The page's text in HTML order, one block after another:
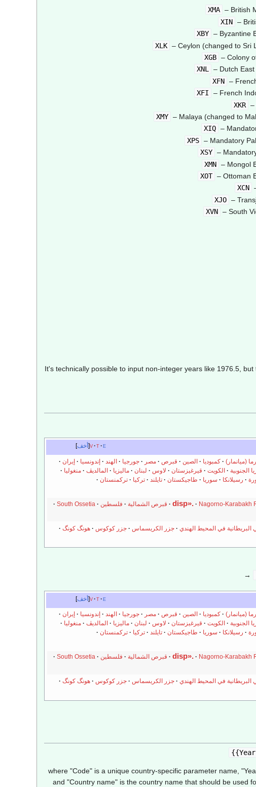
XMA – British
XIN –
XBY – Byzantine
XLK – Ceylon (changed to Sri
XGB – Colony
XNL – Dutch
XFN –
XFI
– French
XKR –
XMY – Malaya (changed to
XIQ –
XPS – Mandatory
XSY –
XMN – Mongol
XOT – Ottoman
XCN
XJO –
XVN – South
It's technically possible to input non-integer years like 1976.5,
أخف v t e
(ميانمار) كمبوديا الصين قبرص مصر جورجيا الهند إندونسيا
إيران
الجنوبية الكويت قيرغيزستان لاوس لبنان ماليزيا المالديڤ
منغوليا
رسيلانكا سوريا طاجيكستان تايلند تركيا
تركمنستان
Nagorno-Karabakh قبرص الشمالية فلسطين
South Ossetia
البريطانية في المحيط الهندي جزر الكريسماس جزر كوكوس
هونگ كونگ
→
أخف v t e
(ميانمار) كمبوديا الصين قبرص مصر جورجيا الهند إندونسيا
إيران
الجنوبية الكويت قيرغيزستان لاوس لبنان ماليزيا المالديڤ
منغوليا
رسيلانكا سوريا طاجيكستان تايلند تركيا
تركمنستان
Nagorno-Karabakh قبرص الشمالية فلسطين
South Ossetia
البريطانية في المحيط الهندي جزر الكريسماس جزر كوكوس
هونگ كونگ
}}
where "Code" is a unique country-specific parameter name,
and "Country name" is the country name that should be used